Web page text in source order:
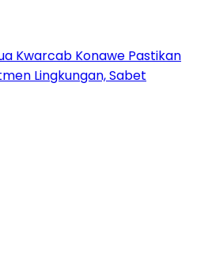
Kwarcab Konawe Pastikan
Lingkungan, Sabet